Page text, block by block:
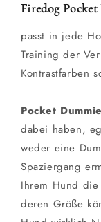
Firedog
passt in jede
Training der
Kontrastfarben
Pocket
dabei haben,
weder eine
Spaziergang
Ihrem Hund
deren Größe